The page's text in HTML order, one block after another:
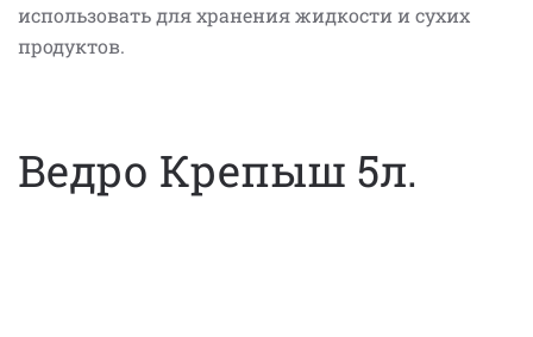
использовать для хранения жидкости и сухих
продуктов.
Ведро Крепыш 5л.